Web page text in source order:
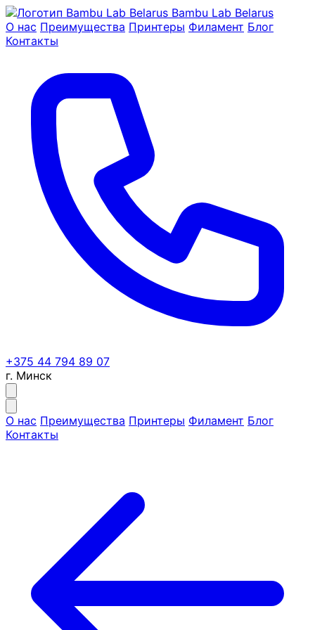
Bambu Lab Belarus
О нас Преимущества Принтеры Филамент Блог
Контакты
+375 44 794 89 07
г. Минск
О нас Преимущества Принтеры Филамент Блог
Контакты